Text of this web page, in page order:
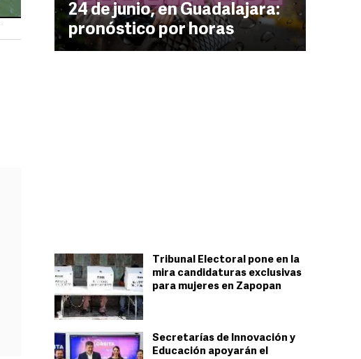
24 de junio, en Guadalajara:
pronóstico por horas
Tribunal Electoral pone en la
mira candidaturas exclusivas
para mujeres en Zapopan
Secretarías de Innovación y
Educación apoyarán el